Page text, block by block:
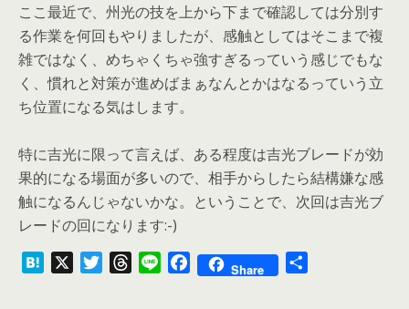
ここ最近で、州光の技を上から下まで確認しては分別す
る作業を何回もやりましたが、感触としてはそこまで複
雑ではなく、めちゃくちゃ強すぎるっていう感じでもな
く、慣れと対策が進めばまぁなんとかはなるっていう立
ち位置になる気はします。
特に吉光に限って言えば、ある程度は吉光ブレードが効
果的になる場面が多いので、相手からしたら結構嫌な感
触になるんじゃないかな。ということで、次回は吉光ブ
レードの回になります:-)
Share